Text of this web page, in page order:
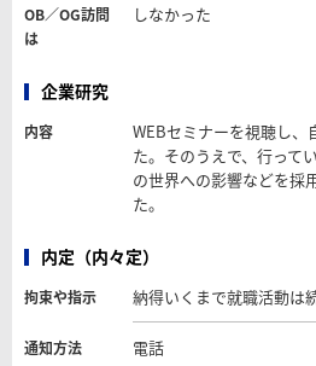
OB／OG訪問
は
しなかった
企業研究
内容
WEBセミナーを視聴し、
た。そのうえで、行って
の世界への影響などを採
た。
内定（内々定）
拘束や指示 納得いくまで就職活動は
通知方法 電話